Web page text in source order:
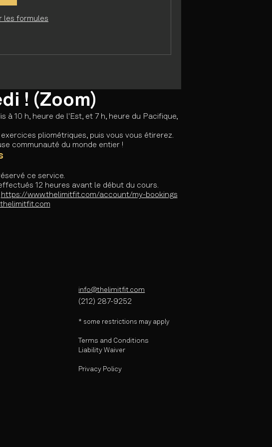
les formules
! (Zoom)
10 h, heure de l'Est, et 7 h, heure du Pacifique,
pliométriques, puis vous vous étirerez.
communauté du monde entier !
ce service.
12 heures avant le début du cours.
https://www.thelimitfit.com/account/my-bookings
info@thelimitfit.com
(212) 287-9252
* some restrictions may apply
Terms and Conditions
Liability Waiver
Privacy Policy